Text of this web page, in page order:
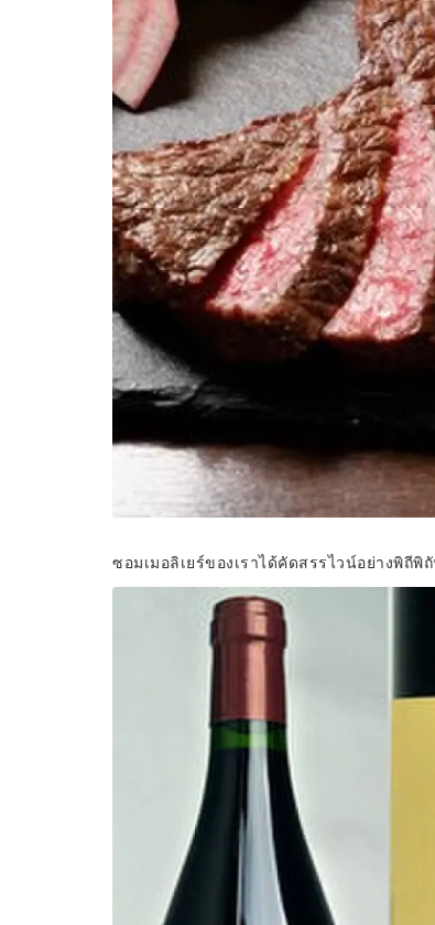
ซอมเมอลิเยร์ของเราได้คัดสรรไวน์อย่างพิถี